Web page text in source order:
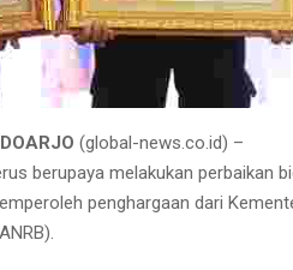
(global-news.co.id) –
berupaya melakukan perbaikan
penghargaan dari